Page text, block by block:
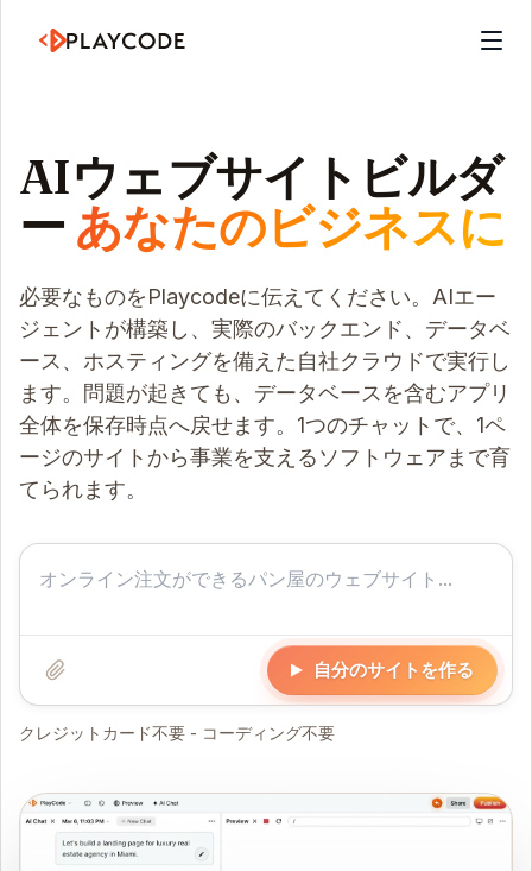
AIウェブサイトビルダ
ー あなたのビジネスに
必要なものをPlaycodeに伝えてください。AIエー
ジェントが構築し、実際のバックエンド、データベ
ース、ホスティングを備えた自社クラウドで実行し
ます。問題が起きても、データベースを含むアプリ
全体を保存時点へ戻せます。1つのチャットで、1ペ
ージのサイトから事業を支えるソフトウェアまで育
てられます。
自分のサイトを作る
クレジットカード不要 - コーディング不要